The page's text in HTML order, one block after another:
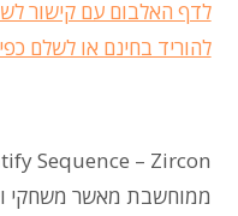
לדף האלבום עם קישור
להוריד בחינם או לשלם
Sequence – Zircon
ממוחשבת מאשר משחקי